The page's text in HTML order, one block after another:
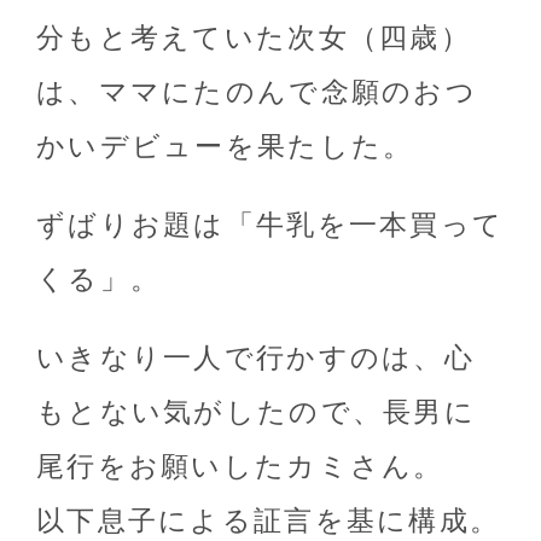
分もと考えていた次女（四歳）
は、ママにたのんで念願のおつ
かいデビューを果たした。
ずばりお題は「牛乳を一本買って
くる」。
いきなり一人で行かすのは、心
もとない気がしたので、長男に
尾行をお願いしたカミさん。
以下息子による証言を基に構成。